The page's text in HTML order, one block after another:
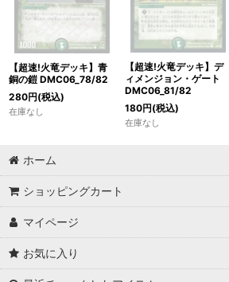
【超速!火竜デッキ】青
銅の鎧 DMC06_78/82
280円(税込)
在庫なし
【超速!火竜デッキ】デ
ィメンジョン・ゲート
DMC06_81/82
180円(税込)
在庫なし
ホーム
ショッピングカート
マイページ
お気に入り